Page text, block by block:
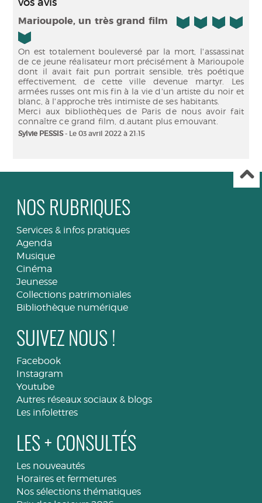
Marioupole, un très grand film 5/5
On est totalement bouleversé par la mort, l'assassinat
de ce jeune réalisateur mort précisément à Marioupole
dont il avait fait pun portrait sensible, très poétique
effectivement, de cette ville devenue martyr. Les
armées russes ont mis fin à la vie d'un artiste du noir et
blanc, à l'approche très intimiste de ses habitants.
Merci aux bibliothèques de Paris de nous avoir fait
Sylvie PESSIS- Le 03 avril 2022 à 21:15
NOS RUBRIQUES
Services & infos pratiques
Agenda
Musique
Cinéma
Jeunesse
Collections patrimoniales
Bibliothèque numérique
SUIVEZ NOUS !
Facebook
Instagram
Youtube
Autres réseaux sociaux & blogs
Les infolettres
LES + CONSULTÉS
Les nouveautés
Horaires et fermetures
Nos sélections thématiques